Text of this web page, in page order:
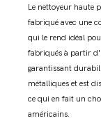
Le nettoyeur haute
fabriqué avec une
qui le rend idéal
fabriqués à partir
garantissant
métalliques et est
ce qui en fait un
américains.